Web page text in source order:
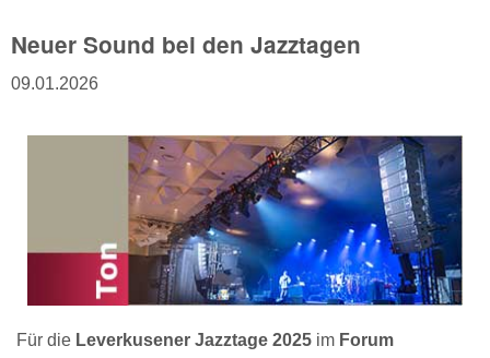
Neuer Sound bei den Jazztagen
09.01.2026
Für die Leverkusener Jazztage 2025 im Forum